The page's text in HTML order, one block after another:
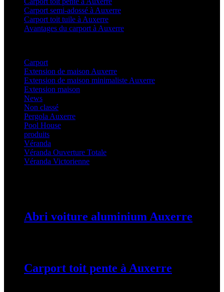
Carport semi-adossé à Auxerre
Carport toit tuile à Auxerre
Avantages du carport à Auxerre
Carport
Extension de maison Auxerre
Extension de maison minimaliste Auxerre
Extension maison
News
Non classé
Pergola Auxerre
Pool House
produits
Véranda
Véranda Ouverture Totale
Véranda Victorienne
Abri voiture aluminium Auxerre
Carport toit pente à Auxerre